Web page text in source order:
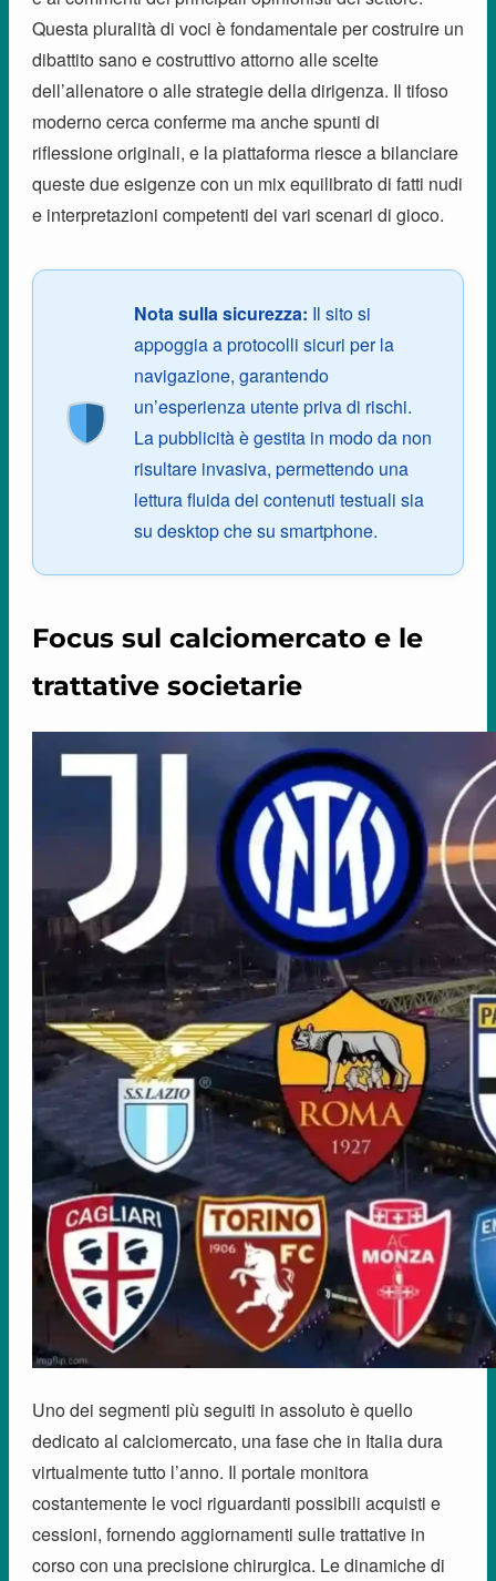
Questa pluralità di voci è fondamentale per costruire un
dibattito sano e costruttivo attorno alle scelte
dell’allenatore o alle strategie della dirigenza. Il tifoso
moderno cerca conferme ma anche spunti di
riflessione originali, e la piattaforma riesce a bilanciare
queste due esigenze con un mix equilibrato di fatti nudi
e interpretazioni competenti dei vari scenari di gioco.
Nota sulla sicurezza: Il sito si
appoggia a protocolli sicuri per la
navigazione, garantendo
un’esperienza utente priva di rischi.
La pubblicità è gestita in modo da non
risultare invasiva, permettendo una
lettura fluida dei contenuti testuali sia
su desktop che su smartphone.
Focus sul calciomercato e le
trattative societarie
Uno dei segmenti più seguiti in assoluto è quello
dedicato al calciomercato, una fase che in Italia dura
virtualmente tutto l’anno. Il portale monitora
costantemente le voci riguardanti possibili acquisti e
cessioni, fornendo aggiornamenti sulle trattative in
corso con una precisione chirurgica. Le dinamiche di